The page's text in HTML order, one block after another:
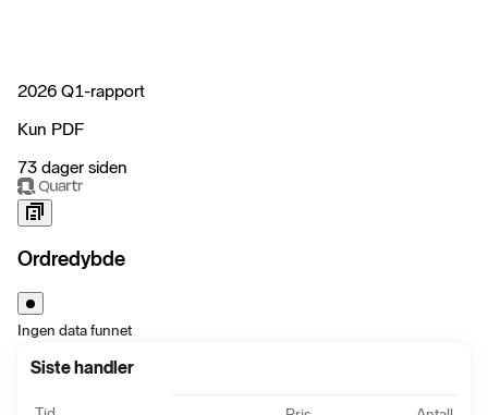
2026 Q1-rapport
Kun PDF
73 dager siden
Ordredybde
Ingen data funnet
Siste handler